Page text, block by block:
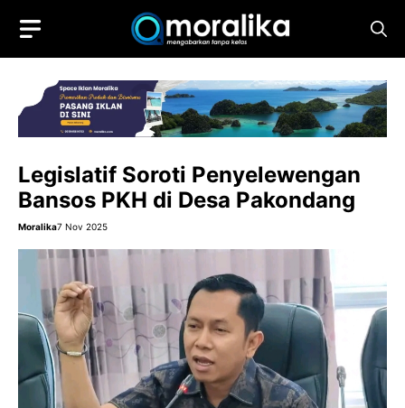
content
Legislatif Soroti Penyelewengan
Bansos PKH di Desa Pakondang
Moralika7 Nov 2025